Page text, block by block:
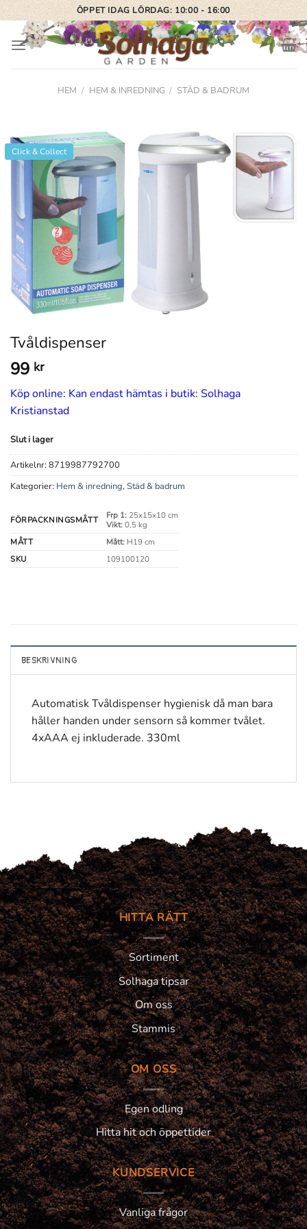
Skip
to
content
ÖPPET IDAG LÖRDAG: 10:00 - 16:00
HEM / HEM & INREDNING / STÄD & BADRUM
Click & Collect
Tvåldispenser
99 kr
Köp online: Kan endast hämtas i butik: Solhaga
Kristianstad
Slut i lager
Artikelnr: 8719987792700
Kategorier: Hem & inredning,Städ & badrum
FÖRPACKNINGSMÅTT Frp 1:25x15x10 cm
Vikt:0,5 kg
MÅTT
Mått:H19 cm
SKU
109100120
BESKRIVNING
Automatisk Tvåldispenser hygienisk då man bara
håller handen under sensorn så kommer tvålet.
4xAAA ej inkluderade. 330ml
HITTA RÄTT
Sortiment
Solhaga tipsar
Om oss
Stammis
OM OSS
Egen odling
Hitta hit och öppettider
KUNDSERVICE
Vanliga frågor